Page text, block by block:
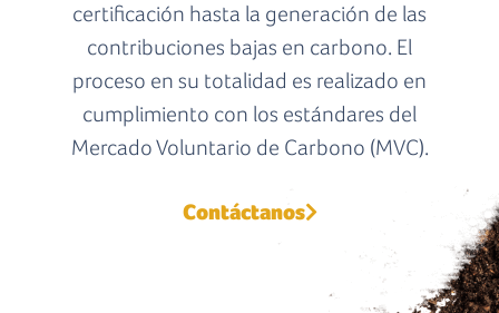
certificación hasta la generación de las
contribuciones bajas en carbono. El
proceso en su totalidad es realizado en
cumplimiento con los estándares del
Mercado Voluntario de Carbono (MVC).
Contáctanos